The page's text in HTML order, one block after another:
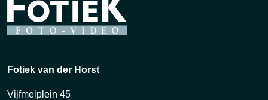
Fotiek van der Horst
Vijfmeiplein 45